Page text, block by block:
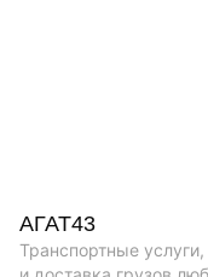
АГАТ43
Транспортные